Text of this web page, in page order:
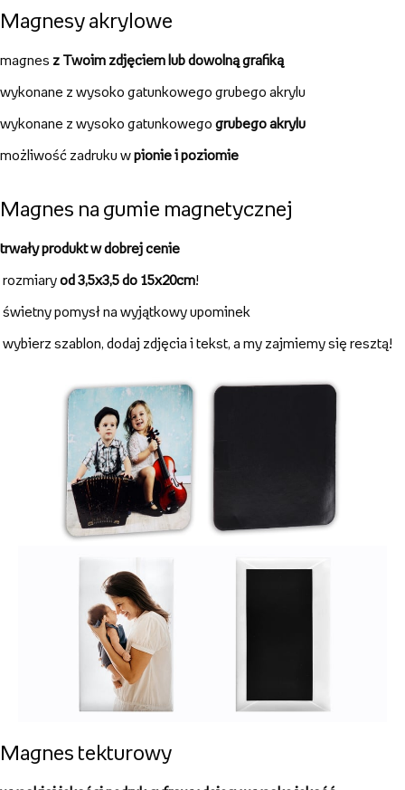
Magnesy
formaty od 3,5x3,5 do 15x20cm!
dostępne na5 rodzajach materiału
solidne,trwałei dobrze wykonane
RODZAJE MAGNESÓW
z Twoim zdjęciem lub dowolną grafiką
wykonane z wysoko gatunkowego grubego akrylu
wykonane z wysoko gatunkowego
możliwość zadruku wpionie i poziomie
Magnes na gumie magnetycznej